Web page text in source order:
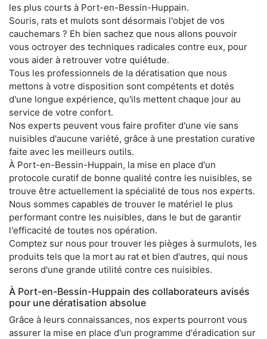
les plus courts à Port-en-Bessin-Huppain.
Souris, rats et mulots sont désormais l'objet de vos
cauchemars ? Eh bien sachez que nous allons pouvoir
vous octroyer des techniques radicales contre eux, pour
vous aider à retrouver votre quiétude.
Tous les professionnels de la dératisation que nous
mettons à votre disposition sont compétents et dotés
d'une longue expérience, qu'ils mettent chaque jour au
service de votre confort.
Nos experts peuvent vous faire profiter d'une vie sans
nuisibles d'aucune variété, grâce à une prestation curative
faite avec les meilleurs outils.
À Port-en-Bessin-Huppain, la mise en place d'un
protocole curatif de bonne qualité contre les nuisibles, se
trouve être actuellement la spécialité de tous nos experts.
Nous sommes capables de trouver le matériel le plus
performant contre les nuisibles, dans le but de garantir
l'efficacité de toutes nos opération.
Comptez sur nous pour trouver les pièges à surmulots, les
produits tels que la mort au rat et bien d'autres, qui nous
serons d'une grande utilité contre ces nuisibles.
À Port-en-Bessin-Huppain des collaborateurs avisés
pour une dératisation absolue
Grâce à leurs connaissances, nos experts pourront vous
assurer la mise en place d'un programme d'éradication sur